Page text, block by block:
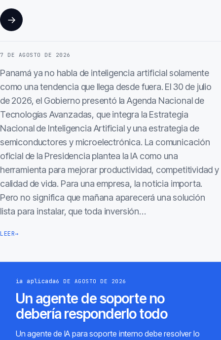
→
7 DE AGOSTO DE 2026
Panamá ya no habla de inteligencia artificial solamente
como una tendencia que llega desde fuera. El 30 de julio
de 2026, el Gobierno presentó la Agenda Nacional de
Tecnologías Avanzadas, que integra la Estrategia
Nacional de Inteligencia Artificial y una estrategia de
semiconductores y microelectrónica. La comunicación
oficial de la Presidencia plantea la IA como una
herramienta para mejorar productividad, competitividad y
calidad de vida. Para una empresa, la noticia importa.
Pero no significa que mañana aparecerá una solución
lista para instalar, que toda inversión…
LEER→
ia aplicada6 DE AGOSTO DE 2026
Un agente de soporte no
debería responderlo todo
Un agente de IA para soporte interno debe resolver lo